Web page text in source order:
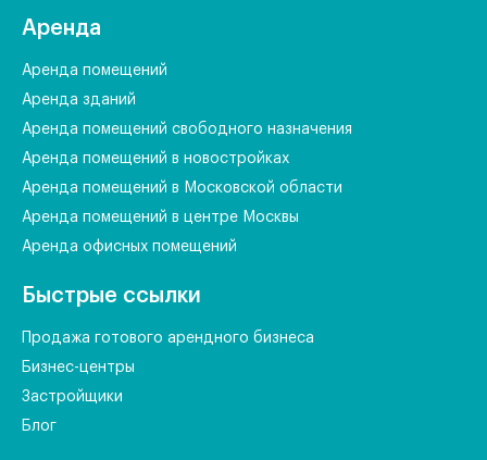
Аренда
Аренда помещений
Аренда зданий
Аренда помещений свободного назначения
Аренда помещений в новостройках
Аренда помещений в Московской области
Аренда помещений в центре Москвы
Аренда офисных помещений
Быстрые ссылки
Продажа готового арендного бизнеса
Бизнес-центры
Застройщики
Блог